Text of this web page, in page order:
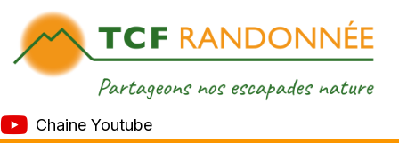
Chaine Youtube